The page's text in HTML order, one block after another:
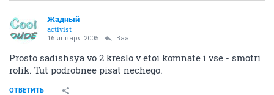
Жадный
activist
16 января 2005 Baal
Prosto sadishsya vo 2 kreslo v etoi komnate i vse - smotri
rolik. Tut podrobnee pisat nechego.
ОТВЕТИТЬ